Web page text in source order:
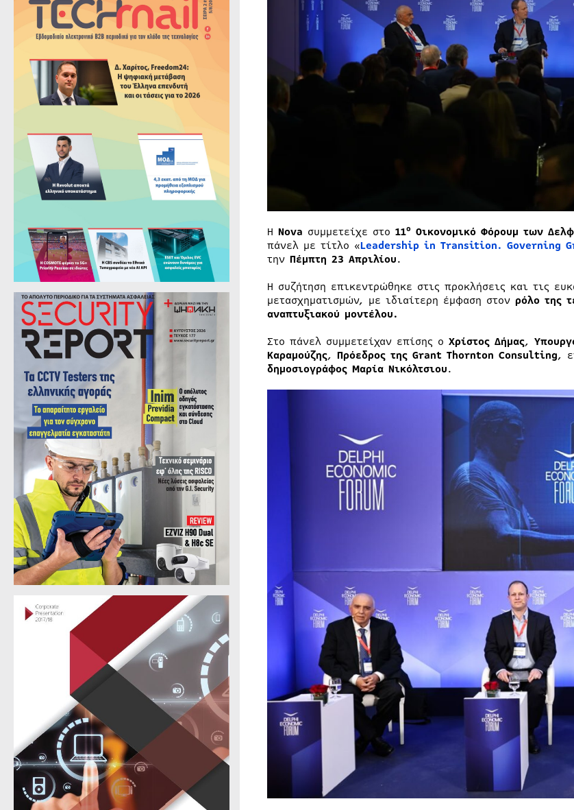
Η Nova συμμετείχε στο 11ο Οικονομικό Φόρουμ των
πάνελ με τίτλο «Leadership in Transition. Governing
την Πέμπτη 23 Απριλίου.
Η συζήτηση επικεντρώθηκε στις προκλήσεις και τις
μετασχηματισμών, με ιδιαίτερη έμφαση στον ρόλο της
αναπτυξιακού μοντέλου.
Στο πάνελ συμμετείχαν επίσης ο Χρίστος Δήμας,
Καραμούζης, Πρόεδρος της Grant Thornton Consulting,
δημοσιογράφος Μαρία Νικόλτσιου.